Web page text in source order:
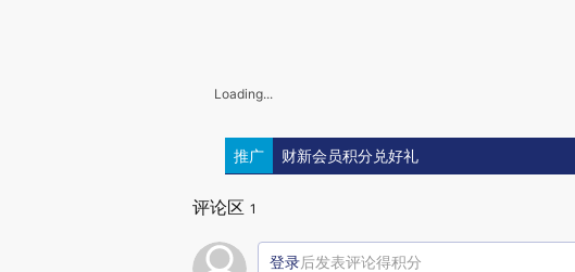
Loading...
推广 财新会员积分兑好礼
评论区 1
登录后发表评论得积分